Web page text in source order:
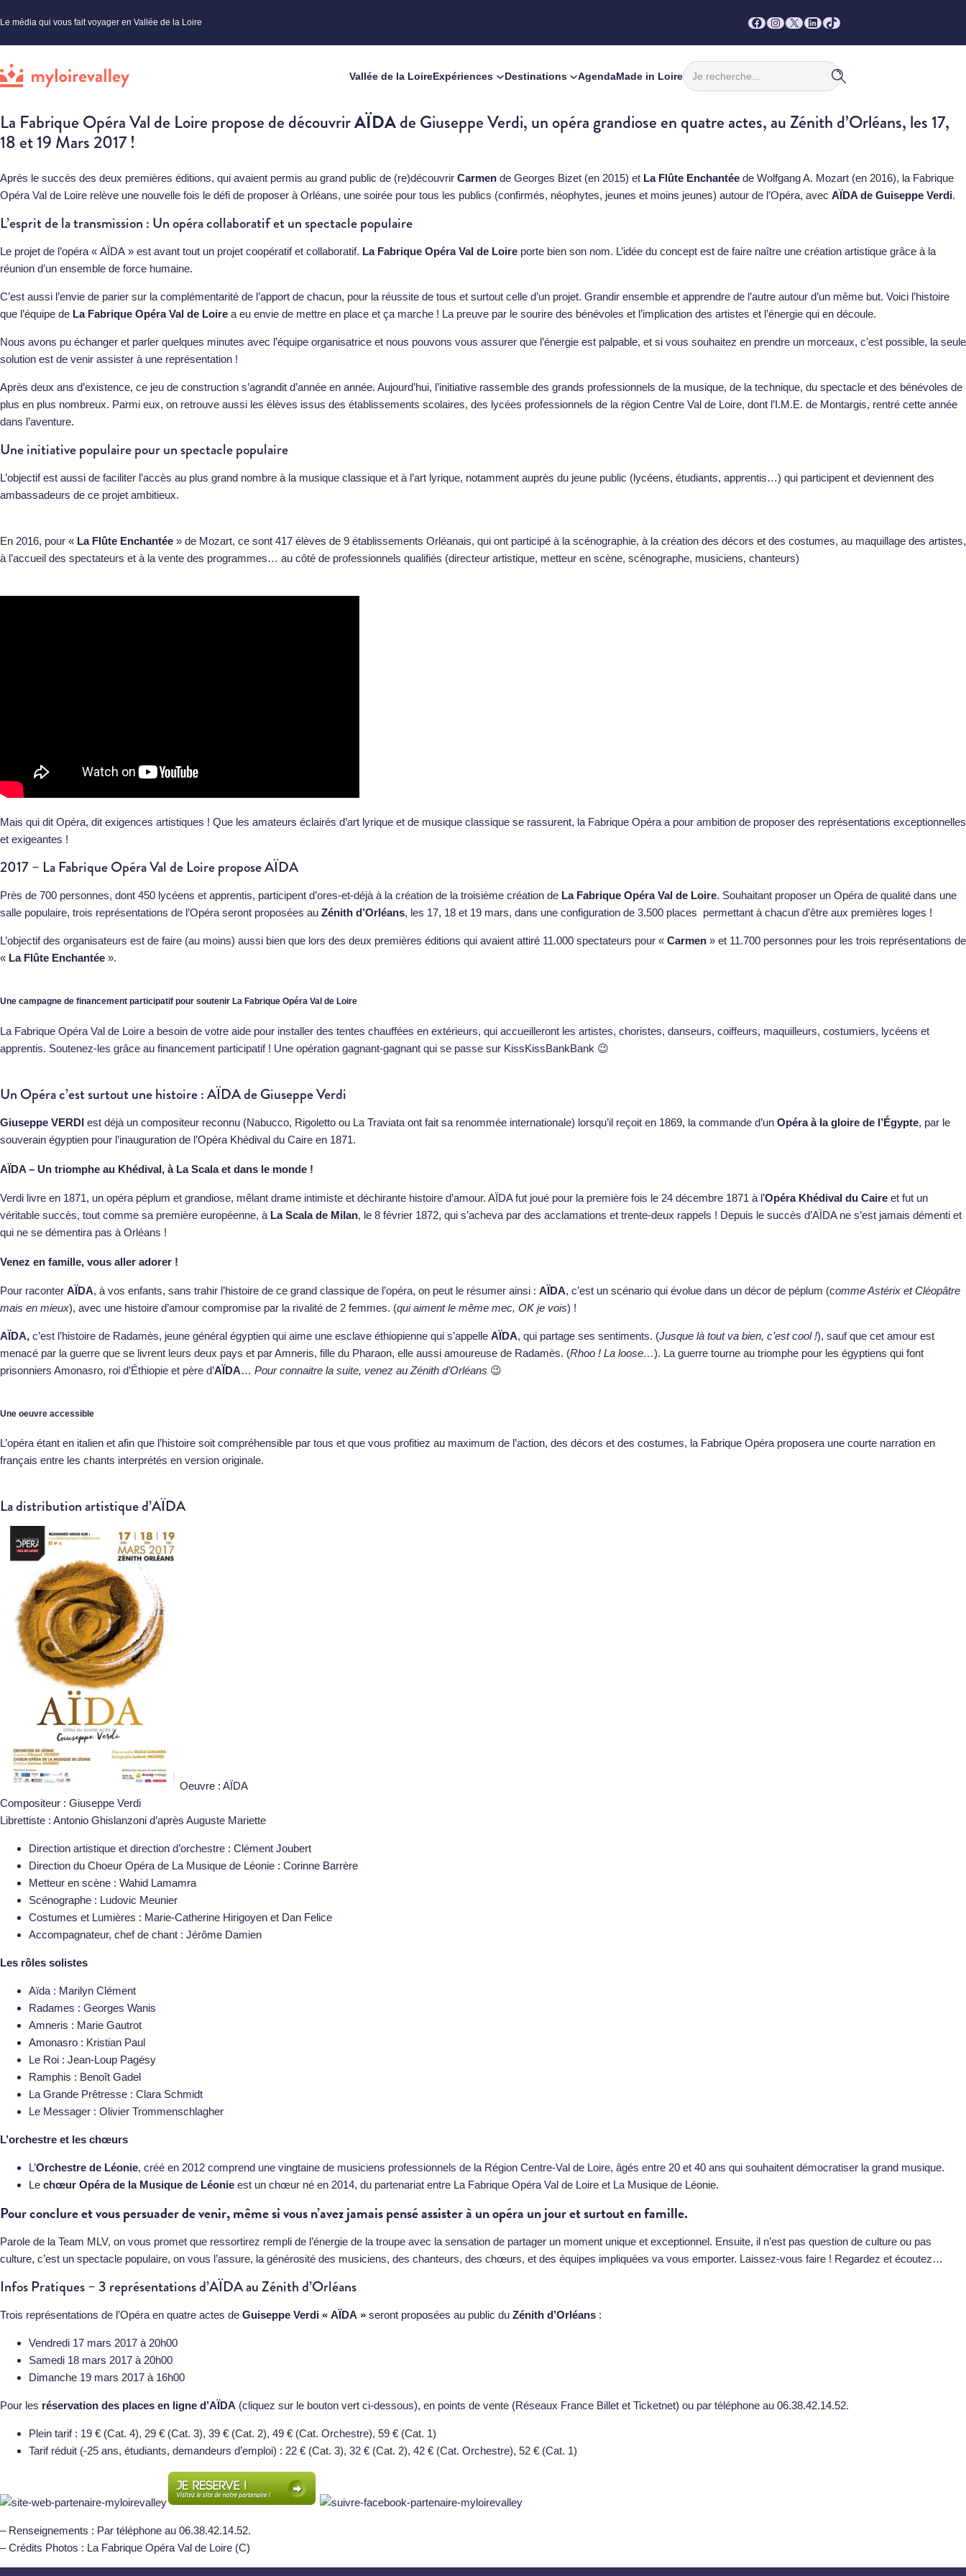
Le média qui vous fait voyager en Vallée de la Loire Facebook
Instagram
X LinkedIn
TikTok
Vallée de la LoireExpériences Destinations AgendaMade in Loire
Rechercher
La Fabrique Opéra Val de Loire propose de découvrirAÏDAde Giuseppe Verdi, un opéra grandiose en quatre actes, au Zénith d’Orléans, les 17,
18 et 19 Mars 2017 !
Après le succès des deux premières éditions, qui avaient permis au grand public de (re)découvrir Carmen de Georges Bizet (en 2015) et La Flûte Enchantée de Wolfgang A. Mozart (en 2016), la Fabrique
Opéra Val de Loire relève une nouvelle fois le défi de proposer à Orléans, une soirée pour tous les publics (confirmés, néophytes, jeunes et moins jeunes) autour de l’Opéra, avec AÏDA de Guiseppe Verdi.
L’esprit de la transmission : Un opéra collaboratif et un spectacle populaire
Le projet de l’opéra « AÏDA » est avant tout un projet coopératif et collaboratif. La Fabrique Opéra Val de Loire porte bien son nom. L’idée du concept est de faire naître une création artistique grâce à la
réunion d’un ensemble de force humaine.
C’est aussi l’envie de parier sur la complémentarité de l’apport de chacun, pour la réussite de tous et surtout celle d’un projet. Grandir ensemble et apprendre de l’autre autour d’un même but. Voici l’histoire
que l’équipe de La Fabrique Opéra Val de Loire a eu envie de mettre en place et ça marche ! La preuve par le sourire des bénévoles et l’implication des artistes et l’énergie qui en découle.
Nous avons pu échanger et parler quelques minutes avec l’équipe organisatrice et nous pouvons vous assurer que l’énergie est palpable, et si vous souhaitez en prendre un morceaux, c’est possible, la seule
solution est de venir assister à une représentation !
Après deux ans d’existence, ce jeu de construction s’agrandit d’année en année. Aujourd’hui, l’initiative rassemble des grands professionnels de la musique, de la technique, du spectacle et des bénévoles de
plus en plus nombreux. Parmi eux, on retrouve aussi les élèves issus des établissements scolaires, des lycées professionnels de la région Centre Val de Loire, dont l’I.M.E. de Montargis, rentré cette année
dans l’aventure.
Une initiative populaire pour un spectacle populaire
L’objectif est aussi de faciliter l’accès au plus grand nombre à la musique classique et à l’art lyrique, notamment auprès du jeune public (lycéens, étudiants, apprentis…) qui participent et deviennent des
ambassadeurs de ce projet ambitieux.
En 2016, pour « La Flûte Enchantée » de Mozart, ce sont 417 élèves de 9 établissements Orléanais, qui ont participé à la scénographie, à la création des décors et des costumes, au maquillage des artistes,
à l’accueil des spectateurs et à la vente des programmes… au côté de professionnels qualifiés (directeur artistique, metteur en scène, scénographe, musiciens, chanteurs)
Mais qui dit Opéra, dit exigences artistiques ! Que les amateurs éclairés d’art lyrique et de musique classique se rassurent, la Fabrique Opéra a pour ambition de proposer des représentations exceptionnelles
et exigeantes !
2017 – La Fabrique Opéra Val de Loire propose AÏDA
Près de 700 personnes, dont 450 lycéens et apprentis, participent d’ores-et-déjà à la création de la troisième création de La Fabrique Opéra Val de Loire. Souhaitant proposer un Opéra de qualité dans une
salle populaire, trois représentations de l’Opéra seront proposées au Zénith d’Orléans, les 17, 18 et 19 mars, dans une configuration de 3.500 places permettant à chacun d’être aux premières loges !
L’objectif des organisateurs est de faire (au moins) aussi bien que lors des deux premières éditions qui avaient attiré 11.000 spectateurs pour « Carmen » et 11.700 personnes pour les trois représentations de
« La Flûte Enchantée ».
Une campagne de financement participatif pour soutenir La Fabrique Opéra Val de Loire
La Fabrique Opéra Val de Loire a besoin de votre aide pour installer des tentes chauffées en extérieurs, qui accueilleront les artistes, choristes, danseurs, coiffeurs, maquilleurs, costumiers, lycéens et
apprentis. Soutenez-les grâce au financement participatif ! Une opération gagnant-gagnant qui se passe sur KissKissBankBank 😉
Un Opéra c’est surtout une histoire : AÏDA de Giuseppe Verdi
Giuseppe VERDI est déjà un compositeur reconnu (Nabucco, Rigoletto ou La Traviata ont fait sa renommée internationale) lorsqu’il reçoit en 1869, la commande d’un Opéra à la gloire de l’Égypte, par le
souverain égyptien pour l’inauguration de l’Opéra Khédival du Caire en 1871.
AÏDA – Un triomphe au Khédival, à La Scala et dans le monde !
Verdi livre en 1871, un opéra péplum et grandiose, mêlant drame intimiste et déchirante histoire d’amour. AÏDA fut joué pour la première fois le 24 décembre 1871 à l’Opéra Khédival du Caire et fut un
véritable succès, tout comme sa première européenne, à La Scala de Milan, le 8 février 1872, qui s’acheva par des acclamations et trente-deux rappels ! Depuis le succès d’AÏDA ne s’est jamais démenti et
qui ne se démentira pas à Orléans !
Venez en famille, vous aller adorer !
Pour raconter AÏDA, à vos enfants, sans trahir l’histoire de ce grand classique de l’opéra, on peut le résumer ainsi : AÏDA, c’est un scénario qui évolue dans un décor de péplum (comme Astérix et Cléopâtre
mais en mieux), avec une histoire d’amour compromise par la rivalité de 2 femmes. (qui aiment le même mec, OK je vois) !
AÏDA, c’est l’histoire de Radamès, jeune général égyptien qui aime une esclave éthiopienne qui s’appelle AÏDA, qui partage ses sentiments. (Jusque là tout va bien, c’est cool !), sauf que cet amour est
menacé par la guerre que se livrent leurs deux pays et par Amneris, fille du Pharaon, elle aussi amoureuse de Radamès. (Rhoo ! La loose…). La guerre tourne au triomphe pour les égyptiens qui font
prisonniers Amonasro, roi d’Éthiopie et père d’AÏDA… Pour connaitre la suite, venez au Zénith d’Orléans 😉
Une oeuvre accessible
L’opéra étant en italien et afin que l’histoire soit compréhensible par tous et que vous profitiez au maximum de l’action, des décors et des costumes, la Fabrique Opéra proposera une courte narration en
français entre les chants interprétés en version originale.
La distribution artistique d’AÏDA
Oeuvre : AÏDA
Compositeur : Giuseppe Verdi
Librettiste : Antonio Ghislanzoni d’après Auguste Mariette
Direction artistique et direction d’orchestre : Clément Joubert
Direction du Choeur Opéra de La Musique de Léonie : Corinne Barrère
Metteur en scène : Wahid Lamamra
Scénographe : Ludovic Meunier
Costumes et Lumières : Marie-Catherine Hirigoyen et Dan Felice
Accompagnateur, chef de chant : Jérôme Damien
Les rôles solistes
Aïda : Marilyn Clément
Radames : Georges Wanis
Amneris : Marie Gautrot
Amonasro : Kristian Paul
Le Roi : Jean-Loup Pagésy
Ramphis : Benoît Gadel
La Grande Prêtresse : Clara Schmidt
Le Messager : Olivier Trommenschlagher
L’orchestre et les chœurs
L’Orchestre de Léonie, créé en 2012 comprend une vingtaine de musiciens professionnels de la Région Centre-Val de Loire, âgés entre 20 et 40 ans qui souhaitent démocratiser la grand musique.
Le chœur Opéra de la Musique de Léonie est un chœur né en 2014, du partenariat entre La Fabrique Opéra Val de Loire et La Musique de Léonie.
Pour conclure et vous persuader de venir, même si vous n’avez jamais pensé assister à un opéra un jour et surtout en famille.
Parole de la Team MLV, on vous promet que ressortirez rempli de l’énergie de la troupe avec la sensation de partager un moment unique et exceptionnel. Ensuite, il n’est pas question de culture ou pas
culture, c’est un spectacle populaire, on vous l’assure, la générosité des musiciens, des chanteurs, des chœurs, et des équipes impliquées va vous emporter. Laissez-vous faire ! Regardez et écoutez…
Infos Pratiques – 3 représentations d’AÏDA au Zénith d’Orléans
Trois représentations de l’Opéra en quatre actes de Guiseppe Verdi « AÏDA » seront proposées au public du Zénith d’Orléans :
Vendredi 17 mars 2017 à 20h00
Samedi 18 mars 2017 à 20h00
Dimanche 19 mars 2017 à 16h00
Pour les réservation des places en ligne d’AÏDA (cliquez sur le bouton vert ci-dessous), en points de vente (Réseaux France Billet et Ticketnet) ou par téléphone au 06.38.42.14.52.
Plein tarif : 19 € (Cat. 4), 29 € (Cat. 3), 39 € (Cat. 2), 49 € (Cat. Orchestre), 59 € (Cat. 1)
Tarif réduit (-25 ans, étudiants, demandeurs d’emploi) : 22 € (Cat. 3), 32 € (Cat. 2), 42 € (Cat. Orchestre), 52 € (Cat. 1)
– Renseignements : Par téléphone au 06.38.42.14.52.
– Crédits Photos : La Fabrique Opéra Val de Loire (C)